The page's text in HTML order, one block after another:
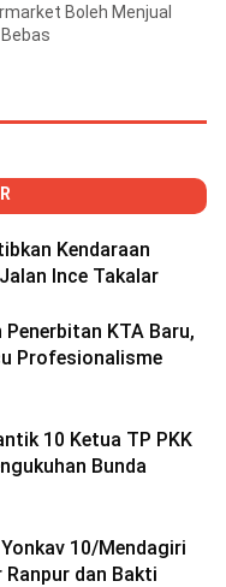
Boleh Menjual
Kendaraan
Ince Takalar
Penerbitan KTA Baru,
Profesionalisme
10 Ketua TP PKK
Bunda
10/Mendagiri
dan Bakti